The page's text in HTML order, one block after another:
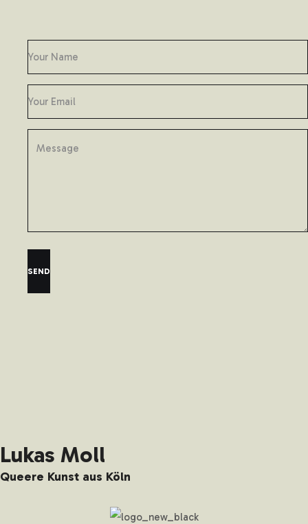
Lukas Moll
Queere Kunst aus Köln